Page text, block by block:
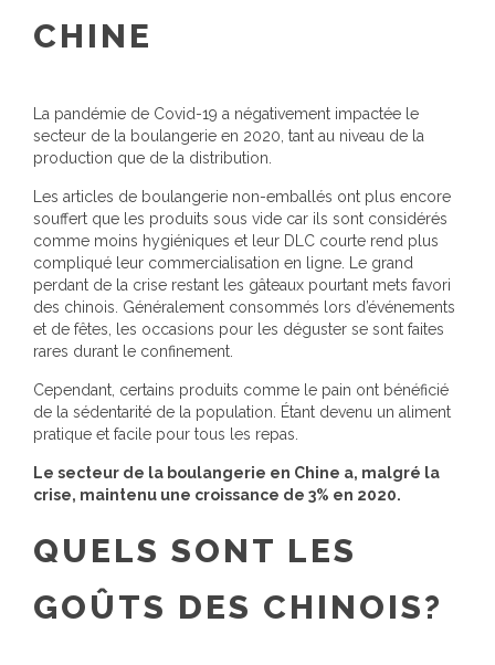
CHINE
La pandémie de Covid-19 a négativement impactée le
secteur de la boulangerie en 2020, tant au niveau de la
production que de la distribution.
Les articles de boulangerie non-emballés ont plus encore
souffert que les produits sous vide car ils sont considérés
comme moins hygiéniques et leur DLC courte rend plus
compliqué leur commercialisation en ligne. Le grand
perdant de la crise restant les gâteaux pourtant mets favori
des chinois. Généralement consommés lors d’événements
et de fêtes, les occasions pour les déguster se sont faites
rares durant le confinement.
Cependant, certains produits comme le pain ont bénéficié
de la sédentarité de la population. Étant devenu un aliment
pratique et facile pour tous les repas.
Le secteur de la boulangerie en Chine a, malgré la
crise, maintenu une croissance de 3% en 2020.
QUELS SONT LES
GOÛTS DES CHINOIS?